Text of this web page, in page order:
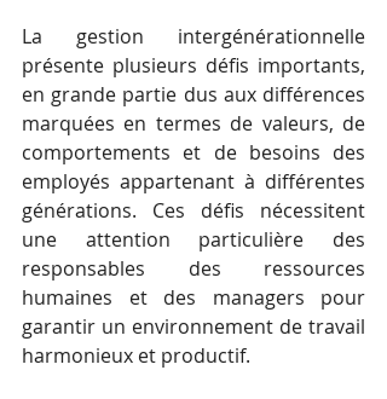
La gestion intergénérationnelle
présente plusieurs défis importants,
en grande partie dus aux différences
marquées en termes de valeurs, de
comportements et de besoins des
employés appartenant à différentes
générations. Ces défis nécessitent
une attention particulière des
responsables des ressources
humaines et des managers pour
garantir un environnement de travail
harmonieux et productif.